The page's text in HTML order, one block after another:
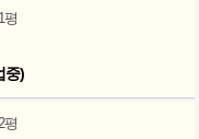
평
중)
평